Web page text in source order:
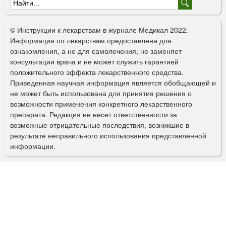
Ф
о
р
м
а
п
о
и
с
к
© Инструкции к лекарствам в журнале Медикал 2022.
Информация по лекарствам предоставлена для
ознакомления, а не для самолечения, не заменяет
консультации врача и не может служить гарантией
положительного эффекта лекарственного средства.
Приведенная научная информация является обобщающей и
не может быть использована для принятия решения о
возможности применения конкретного лекарственного
препарата. Редакция не несет ответственности за
возможные отрицательные последствия, возникшие в
результате неправильного использования представленной
информации.